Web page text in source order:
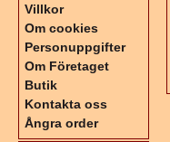
Villkor
Om cookies
Personuppgifter
Om Företaget
Butik
Kontakta oss
Ångra order